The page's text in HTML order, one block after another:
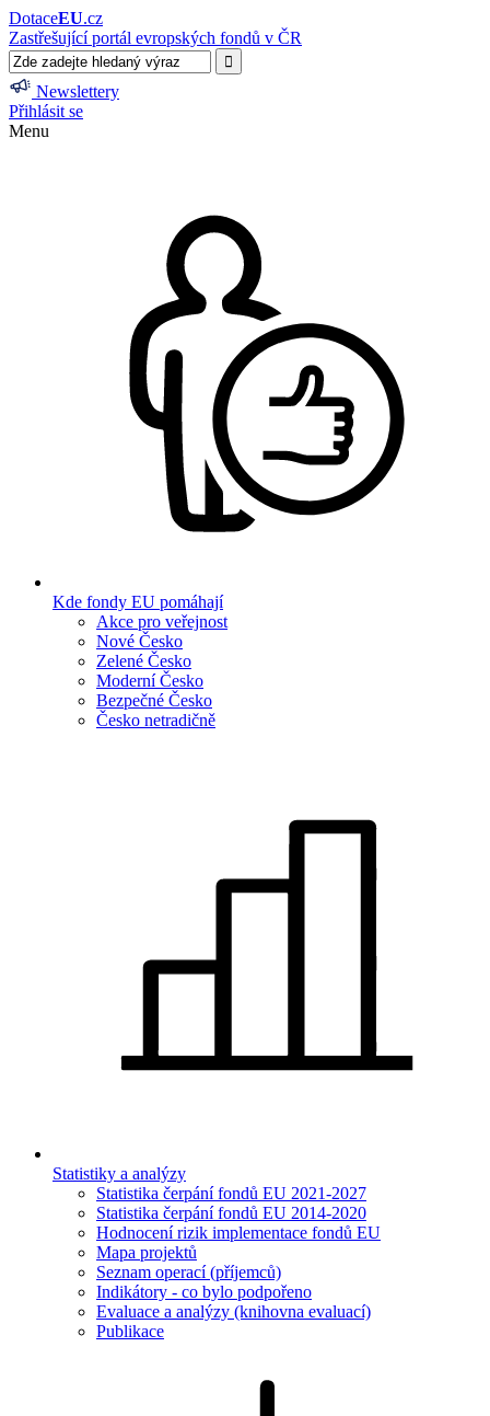
DotaceEU.cz
Zastřešující portál evropských fondů v ČR
Newslettery
Přihlásit se
Menu
Kde fondy EU pomáhají
Akce pro veřejnost
Nové Česko
Zelené Česko
Moderní Česko
Bezpečné Česko
Česko netradičně
Statistiky a analýzy
Statistika čerpání fondů EU 2021-2027
Statistika čerpání fondů EU 2014-2020
Hodnocení rizik implementace fondů EU
Mapa projektů
Seznam operací (příjemců)
Indikátory - co bylo podpořeno
Evaluace a analýzy (knihovna evaluací)
Publikace